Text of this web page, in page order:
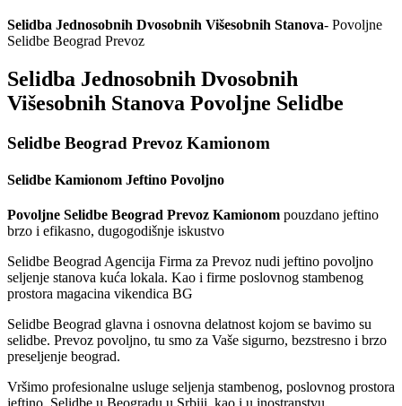
Selidba Jednosobnih Dvosobnih Višesobnih Stanova- Povoljne
Selidbe Beograd Prevoz
Selidba Jednosobnih Dvosobnih
Višesobnih Stanova Povoljne Selidbe
Selidbe Beograd Prevoz Kamionom
Selidbe Kamionom Jeftino Povoljno
Povoljne Selidbe Beograd Prevoz Kamionom pouzdano jeftino
brzo i efikasno, dugogodišnje iskustvo
Selidbe Beograd Agencija Firma za Prevoz nudi jeftino povoljno
seljenje stanova kuća lokala. Kao i firme poslovnog stambenog
prostora magacina vikendica BG
Selidbe Beograd glavna i osnovna delatnost kojom se bavimo su
selidbe. Prevoz povoljno, tu smo za Vaše sigurno, bezstresno i brzo
preseljenje beograd.
Vršimo profesionalne usluge seljenja stambenog, poslovnog prostora